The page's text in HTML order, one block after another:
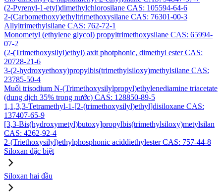
(2-Pyrenyl-1-etyl)dimethylchlorosilane CAS: 105594-64-6
2-(Carbomethoxy)ethyltrimethoxysilane CAS: 76301-00-3
Allyltrimethylsilane CAS: 762-72-1
Monometyl (ethylene glycol) propyltrimethoxysilane CAS: 65994-
07-2
(2-(Trimethoxysilyl)ethyl) axit photphonic, dimethyl ester CAS:
20728-21-6
3-(2-hydroxyethoxy)propylbis(trimethylsiloxy)methylsilane CAS:
23785-50-4
Muối trisodium N-(Trimethoxysilylpropyl)ethylenediamine triacetate
(dung dịch 35% trong nước) CAS: 128850-89-5
1,1,3,3-Tetramethyl-1-[2-(trimethoxysilyl)ethyl]disiloxane CAS:
137407-65-9
[3,3-Bis(hydroxymetyl)butoxy]propylbis(trimethylsiloxy)metylsilan
CAS: 4262-92-4
2-(Triethoxysilyl)ethylphosphonic aciddiethylester CAS: 757-44-8
Siloxan đặc biệt
Siloxan hai đầu